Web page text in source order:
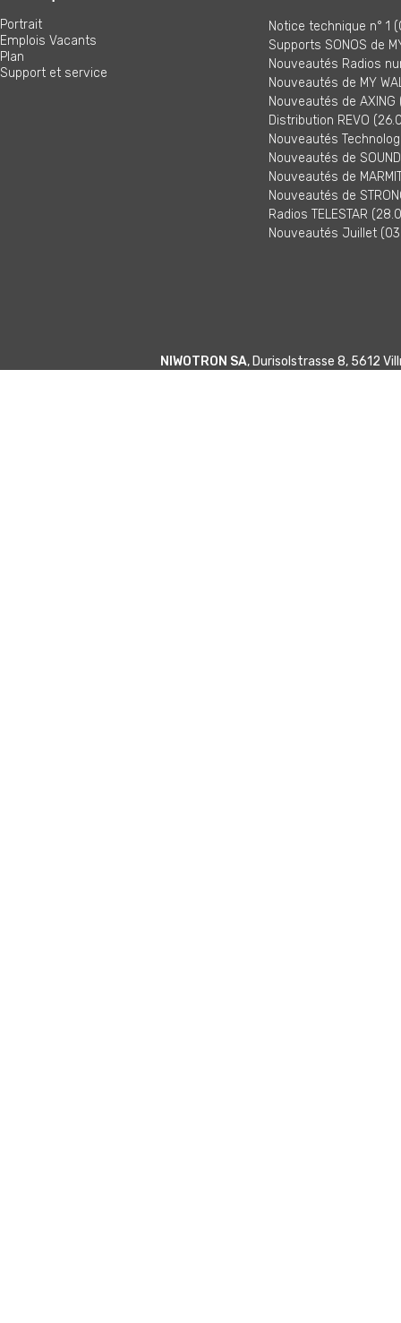
Portrait
Emplois Vacants
Plan
Support et service
Notice technique n° 1
Supports SONOS de
Nouveautés Radios
Nouveautés de MY
Nouveautés de AXING
Distribution REVO
Nouveautés
Nouveautés de
Nouveautés de
Nouveautés de
Radios TELESTAR
Nouveautés Juillet
NIWOTRON SA, Durisolstrasse 8, 5612